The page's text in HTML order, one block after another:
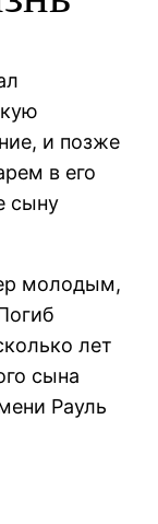
и позже
в его
сыну
молодым,
лет
сына
Рауль